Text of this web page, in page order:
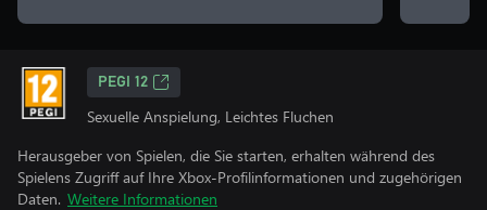
PEGI 12
Sexuelle Anspielung, Leichtes Fluchen
Herausgeber von Spielen, die Sie starten, erhalten während des
Spielens Zugriff auf Ihre Xbox-Profilinformationen und zugehörigen
Daten. Weitere Informationen